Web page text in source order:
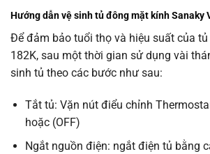
Hướng dẫn vệ sinh tủ đông mặt kính Sanaky
Để đảm bảo tuổi thọ và hiệu suất của
182K, sau một thời gian sử dụng vài
sinh tủ theo các bước như sau:
Tắt tủ: Vặn nút điểu chỉnh
hoặc (OFF)
Ngắt nguồn điện: ngắt điện tủ bằng